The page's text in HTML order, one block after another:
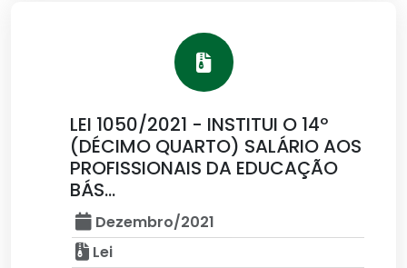
LEI 1050/2021 - INSTITUI O 14º
(DÉCIMO QUARTO) SALÁRIO AOS
PROFISSIONAIS DA EDUCAÇÃO
BÁS...
Dezembro/2021
Lei